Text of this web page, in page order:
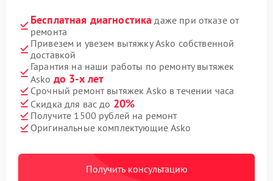
Бесплатная диагностика даже при отказе от
ремонта
Привезем и увезем вытяжку Asko собственной
доставкой
Гарантия на наши работы по ремонту вытяжек
Asko до 3-х лет
Срочный ремонт вытяжек Asko в течении часа
Скидка для вас до 20%
Получите 1500 рублей на ремонт
Оригинальные комплектующие Asko
Получить консультацию